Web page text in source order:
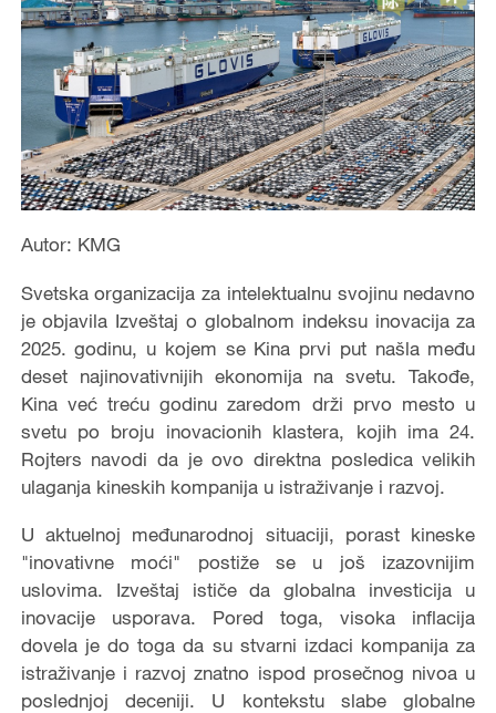
Autor: KMG
Svetska organizacija za intelektualnu svojinu nedavno
je objavila Izveštaj o globalnom indeksu inovacija za
2025. godinu, u kojem se Kina prvi put našla među
deset najinovativnijih ekonomija na svetu. Takođe,
Kina već treću godinu zaredom drži prvo mesto u
svetu po broju inovacionih klastera, kojih ima 24.
Rojters navodi da je ovo direktna posledica velikih
ulaganja kineskih kompanija u istraživanje i razvoj.
U aktuelnoj međunarodnoj situaciji, porast kineske
"inovativne moći" postiže se u još izazovnijim
uslovima. Izveštaj ističe da globalna investicija u
inovacije usporava. Pored toga, visoka inflacija
dovela je do toga da su stvarni izdaci kompanija za
istraživanje i razvoj znatno ispod prosečnog nivoa u
poslednjoj deceniji. U kontekstu slabe globalne